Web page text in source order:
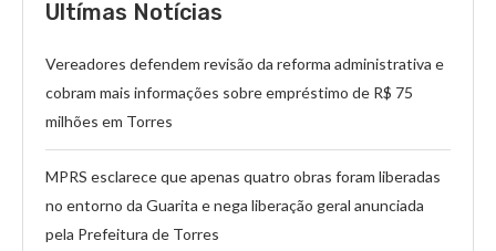
Ultímas Notícias
Vereadores defendem revisão da reforma administrativa e
cobram mais informações sobre empréstimo de R$ 75
milhões em Torres
MPRS esclarece que apenas quatro obras foram liberadas
no entorno da Guarita e nega liberação geral anunciada
pela Prefeitura de Torres